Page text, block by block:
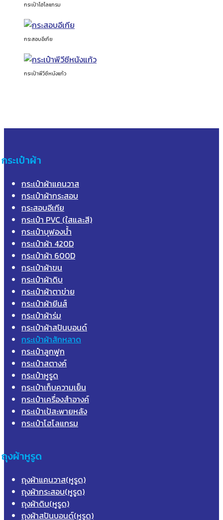
กระเป๋าโฮโลแกรม
กระสอบอีเกีย
กระเป๋าพีวีซีหนังแก้ว
กระเป๋าผ้า
กระเป๋าผ้าแคนวาส
กระเป๋าผ้ากระสอบ
กระสอบอีเกีย
กระเป๋า PVC (ใสและสี)
กระเป๋าบุฟองน้ำ
กระเป๋าผ้า 420D
กระเป๋าผ้า 600D
กระเป๋าผ้าขน
กระเป๋าผ้าดิบ
กระเป๋าผ้าตาข่าย
กระเป๋าผ้ายีนส์
กระเป๋าผ้าร่ม
กระเป๋าผ้าสปันบอนด์
กระเป๋าผ้าสักหลาด
กระเป๋าลูกฟูก
กระเป๋าสตางค์
กระเป๋าหูรูด
กระเป๋าเก็บความเย็น
กระเป๋าเครื่องสำอางค์
กระเป๋าเป้สะพายหลัง
กระเป๋าโฮโลแกรม
ถุงผ้าหูรูด
ถุงผ้าแคนวาส(หูรูด)
ถุงผ้ากระสอบ(หูรูด)
ถุงผ้าดิบ(หูรูด)
ถุงผ้าสปันบอนด์(หูรูด)